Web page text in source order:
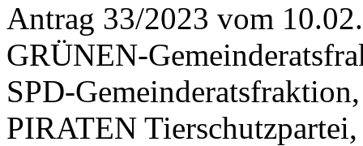
Antrag 33/2023 vom
GRÜNEN-
SPD-
PIRATEN Tierschutzpartei,